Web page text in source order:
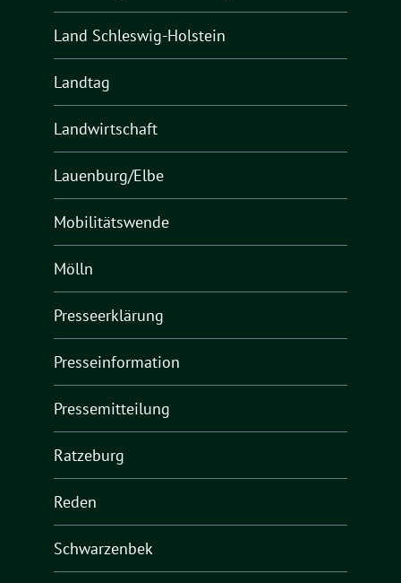
Land Schleswig-Holstein
Landtag
Landwirtschaft
Lauenburg/Elbe
Mobilitätswende
Mölln
Presseerklärung
Presseinformation
Pressemitteilung
Ratzeburg
Reden
Schwarzenbek